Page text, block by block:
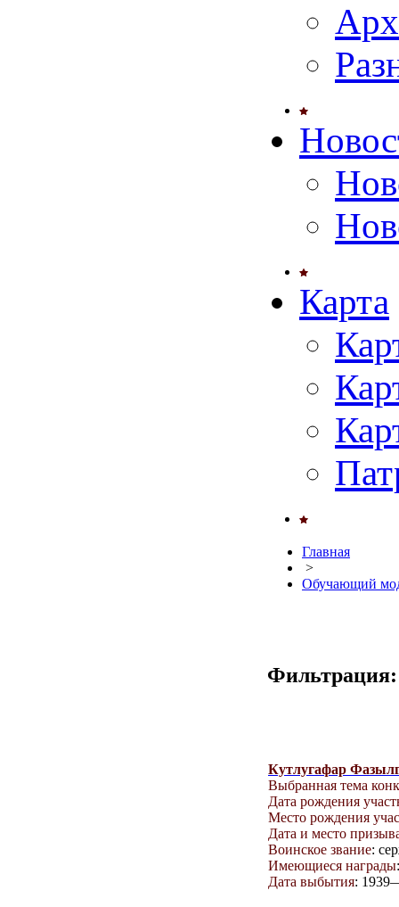
Карта
Главная
>
Обучающий
Фильтрация:
Кутлугафар
Выбранная тема
Дата рождения
Место рождения
Дата и место
Воинское звание:
Имеющиеся награды
Дата выбытия: